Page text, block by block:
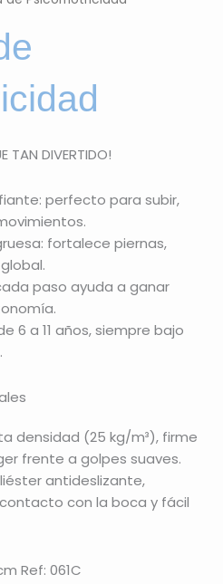
TAN DIVERTIDO!
perfecto para subir,
fortalece piernas,
paso ayuda a ganar
6 a 11 años, siempre bajo
densidad (25 kg/m³), firme
frente a golpes suaves.
antideslizante,
con la boca y fácil
Ref: 061C